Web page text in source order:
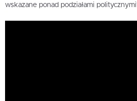
wskazane ponad podziałami